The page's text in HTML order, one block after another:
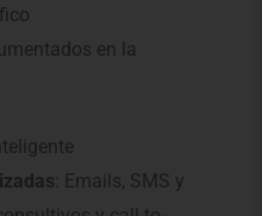
en la
: Emails, SMS y